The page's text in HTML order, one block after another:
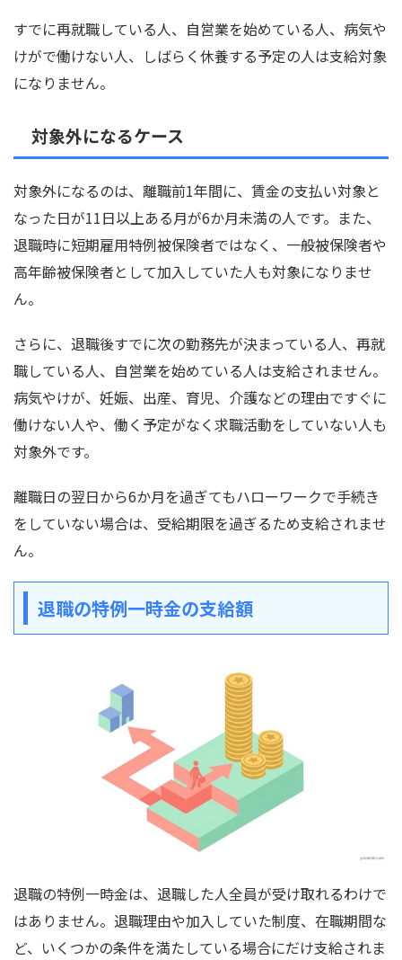
すでに再就職している人、自営業を始めている人、病気や
けがで働けない人、しばらく休養する予定の人は支給対象
になりません。
対象外になるケース
対象外になるのは、離職前1年間に、賃金の支払い対象と
なった日が11日以上ある月が6か月未満の人です。また、
退職時に短期雇用特例被保険者ではなく、一般被保険者や
高年齢被保険者として加入していた人も対象になりませ
ん。
さらに、退職後すでに次の勤務先が決まっている人、再就
職している人、自営業を始めている人は支給されません。
病気やけが、妊娠、出産、育児、介護などの理由ですぐに
働けない人や、働く予定がなく求職活動をしていない人も
対象外です。
離職日の翌日から6か月を過ぎてもハローワークで手続き
をしていない場合は、受給期限を過ぎるため支給されませ
ん。
退職の特例一時金の支給額
退職の特例一時金は、退職した人全員が受け取れるわけで
はありません。退職理由や加入していた制度、在職期間な
ど、いくつかの条件を満たしている場合にだけ支給されま